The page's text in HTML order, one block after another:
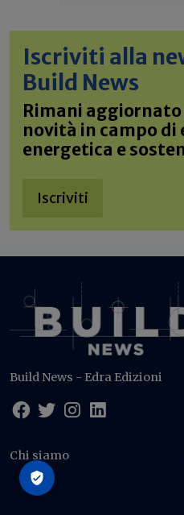
Iscriviti alla
Build News
Rimani
novità in campo di
energetica e
Iscriviti
Build News - Edra Edizioni
Chi siamo